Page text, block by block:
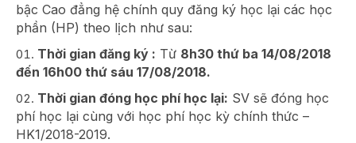
bậc Cao đẳng hệ chính quy đăng ký học lại các học
phần (HP) theo lịch như sau:
Thời gian đăng ký : Từ 8h30 thứ ba 14/08/2018
đến 16h00 thứ sáu 17/08/2018.
Thời gian đóng học phí học lại: SV sẽ đóng học
phí học lại cùng với học phí học kỳ chính thức –
HK1/2018-2019.